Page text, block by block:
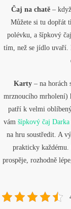
Čaj na chatě –
Můžete si tu dopřát
polévku, a šípkový
tím, než se jídlo uvaří.
Karty– na horách
mrznoucího mrholení)
patří k velmi
vám šípkový čaj Darka
na hru soustředit. A
prakticky
prospěje, rozhodně